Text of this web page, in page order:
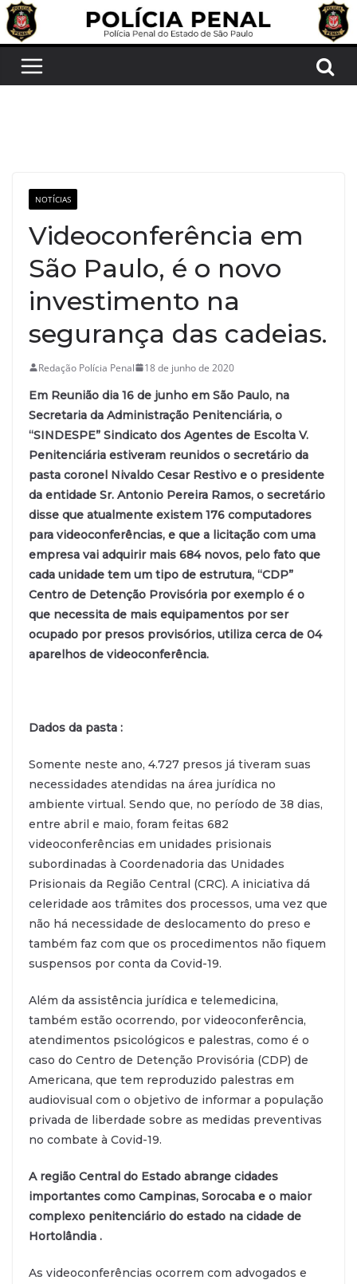
Pular
para
conteúdo
NOTÍCIAS
Videoconferência em
São Paulo, é o novo
investimento na
segurança das cadeias.
Redação Polícia Penal 18 de junho de 2020
Em Reunião dia 16 de junho em São Paulo, na
Secretaria da Administração Penitenciária, o
“SINDESPE” Sindicato dos Agentes de Escolta V.
Penitenciária estiveram reunidos o secretário da
pasta coronel Nivaldo Cesar Restivo e o presidente
da entidade Sr. Antonio Pereira Ramos, o secretário
disse que atualmente existem 176 computadores
para videoconferências, e que a licitação com uma
empresa vai adquirir mais 684 novos, pelo fato que
cada unidade tem um tipo de estrutura, “CDP”
Centro de Detenção Provisória por exemplo é o
que necessita de mais equipamentos por ser
ocupado por presos provisórios, utiliza cerca de 04
aparelhos de videoconferência.
Dados da pasta :
Somente neste ano, 4.727 presos já tiveram suas
necessidades atendidas na área jurídica no
ambiente virtual. Sendo que, no período de 38 dias,
entre abril e maio, foram feitas 682
videoconferências em unidades prisionais
subordinadas à Coordenadoria das Unidades
Prisionais da Região Central (CRC). A iniciativa dá
celeridade aos trâmites dos processos, uma vez que
não há necessidade de deslocamento do preso e
também faz com que os procedimentos não fiquem
suspensos por conta da Covid-19.
Além da assistência jurídica e telemedicina,
também estão ocorrendo, por videoconferência,
atendimentos psicológicos e palestras, como é o
caso do Centro de Detenção Provisória (CDP) de
Americana, que tem reproduzido palestras em
audiovisual com o objetivo de informar a população
privada de liberdade sobre as medidas preventivas
no combate à Covid-19.
A região Central do Estado abrange cidades
importantes como Campinas, Sorocaba e o maior
complexo penitenciário do estado na cidade de
Hortolândia .
As videoconferências ocorrem com advogados e